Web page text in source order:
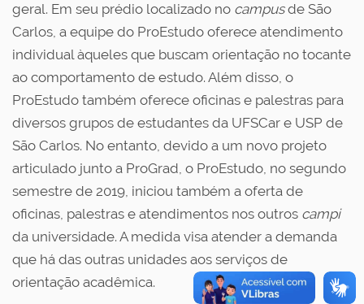
geral. Em seu prédio localizado no campusde São
Carlos, a equipe do ProEstudo oferece atendimento
individual àqueles que buscam orientação no tocante
ao comportamento de estudo. Além disso, o
ProEstudo também oferece oficinas e palestras para
diversos grupos de estudantes da UFSCar e USP de
São Carlos. No entanto, devido a um novo projeto
articulado junto a ProGrad, o ProEstudo, no segundo
semestre de 2019, iniciou também a oferta de
oficinas, palestras e atendimentos nos outros campi
da universidade. A medida visa atender a demanda
que há das outras unidades aos serviços de
orientação acadêmica.